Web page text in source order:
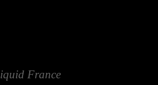
France